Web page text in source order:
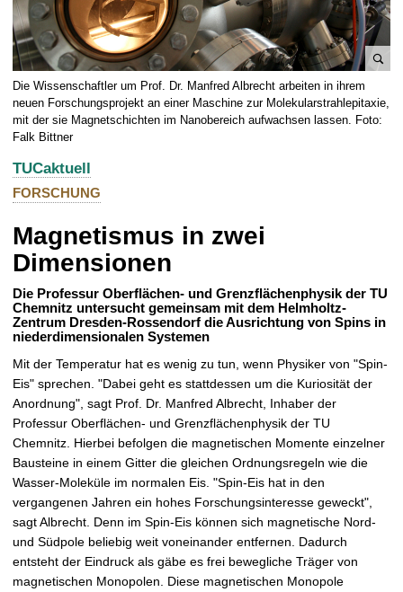
i
l
r
e
r
n
Die Wissenschaftler um Prof. Dr. Manfred Albrecht arbeiten in ihrem
neuen Forschungsprojekt an einer Maschine zur Molekularstrahlepitaxie,
mit der sie Magnetschichten im Nanobereich aufwachsen lassen. Foto:
Falk Bittner
TUCaktuell
FORSCHUNG
Magnetismus in zwei
Dimensionen
Die Professur Oberflächen- und Grenzflächenphysik der TU
Chemnitz untersucht gemeinsam mit dem Helmholtz-
Zentrum Dresden-Rossendorf die Ausrichtung von Spins in
niederdimensionalen Systemen
Mit der Temperatur hat es wenig zu tun, wenn Physiker von "Spin-
Eis" sprechen. "Dabei geht es stattdessen um die Kuriosität der
Anordnung", sagt Prof. Dr. Manfred Albrecht, Inhaber der
Professur Oberflächen- und Grenzflächenphysik der TU
Chemnitz. Hierbei befolgen die magnetischen Momente einzelner
Bausteine in einem Gitter die gleichen Ordnungsregeln wie die
Wasser-Moleküle im normalen Eis. "Spin-Eis hat in den
vergangenen Jahren ein hohes Forschungsinteresse geweckt",
sagt Albrecht. Denn im Spin-Eis können sich magnetische Nord-
und Südpole beliebig weit voneinander entfernen. Dadurch
entsteht der Eindruck als gäbe es frei bewegliche Träger von
magnetischen Monopolen. Diese magnetischen Monopole